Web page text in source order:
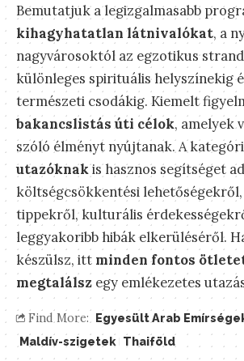
Bemutatjuk a legizgalmasabb
kihagyhatatlan látnivalókat, a
nagyvárosoktól az egzotikus
különleges spirituális helyszínekig
természeti csodákig. Kiemelt
bakancslistás úti célok, amelyek
szóló élményt nyújtanak. A
utazóknakis hasznos segítséget
költségcsökkentési
tippekről, kulturális
leggyakoribb hibák elkerüléséről.
készülsz, itt minden fontos
megtalálsz egy emlékezetes
Find More: Egyesült Arab
Maldív-szigetek Thaiföld